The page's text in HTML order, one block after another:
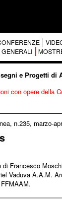
e Progetti di
con opere della
n.235, marzo-
Francesco
Vaduva A.A.M.